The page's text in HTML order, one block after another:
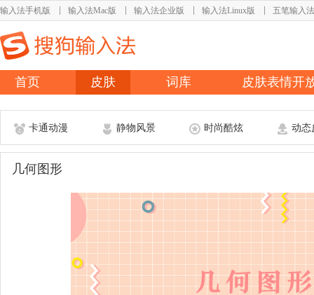
输入法手机版 输入法Mac版 输入法企业版 输入法Linux版 五笔输入法
首页 皮肤 词库 皮肤表情开
卡通动漫 静物风景 时尚酷炫 动态
几何图形